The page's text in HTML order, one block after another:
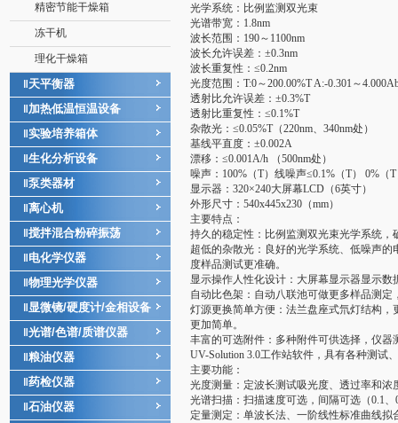
精密节能干燥箱
冻干机
理化干燥箱
天平衡器
加热低温恒温设备
实验培养箱体
生化分析设备
泵类器材
离心机
搅拌混合粉碎振荡
电化学仪器
物理光学仪器
显微镜/硬度计/金相设备
光谱/色谱/质谱仪器
粮油仪器
药检仪器
石油仪器
光学系统 ： 比例监测双光束
光谱带宽 ： 1.8nm
波长范围 ： 190～1100nm
波长允许误差 ： ±0.3nm
波长重复性 ： ≤0.2nm
光度范围 ： T:0～200.00%T A:-0.301～
透射比允许误差 ： ±0.3%T
透射比重复性 ： ≤0.1%T
杂散光 ： ≤0.05%T（220nm、340nm处）
基线平直度 ： ±0.002A
漂移 ： ≤0.001A/h （500nm处）
噪声 ： 100%（T）线噪声≤0.1%（T） 0%（
显示器 ： 320×240大屏幕LCD（6英寸）
外形尺寸 ： 540x445x230（mm）
主要特点：
持久的稳定性：比例监测双光束光学系统，
超低的杂散光：良好的光学系统、低噪声
度样品测试更准确。
显示操作人性化设计：大屏幕显示器显示
自动比色架：自动八联池可做更多样品测
灯源更换简单方便：法兰盘座式氘灯结构
更加简单。
丰富的可选附件：多种附件可供选择，仪器
UV-Solution 3.0工作站软件，具有各种测试
主要功能：
光度测量：定波长测试吸光度、透过率和浓
光谱扫描：扫描速度可选，间隔可选（0.1
定量测定：单波长法、一阶线性标准曲线